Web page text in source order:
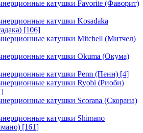
катушки Favorite (Фаворит)
катушки Kosadaka
[106]
катушки Mitchell (Митчел)
катушки Okuma (Окума)
катушки Penn (Пенн) [4]
катушки Ryobi (Риоби)
катушки Scorana (Скорана)
катушки Shimano
[161]